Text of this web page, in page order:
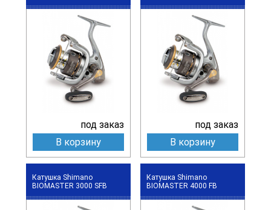
под заказ
В корзину
под заказ
В корзину
Катушка Shimano
BIOMASTER 3000 SFB
Катушка Shimano
BIOMASTER 4000 FB